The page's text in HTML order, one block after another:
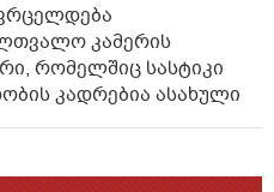
კამერის
რომელშიც სასტიკი
კადრებია ასახული